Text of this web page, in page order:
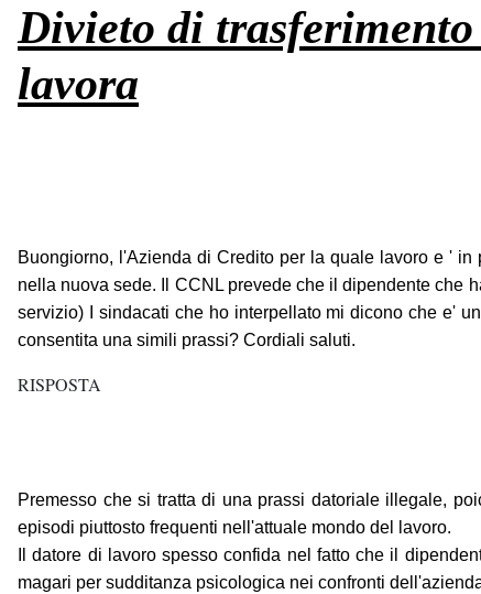
Divieto di
lavora
Buongiorno, l'Azienda di Credito per la quale lavoro e '
nella nuova sede. Il CCNL prevede che il dipendente che
servizio) I sindacati che ho interpellato mi dicono che e'
consentita una simili prassi? Cordiali saluti.
RISPOSTA
Premesso che si tratta di una prassi datoriale illegale,
episodi piuttosto frequenti nell'attuale mondo del lavoro.
Il datore di lavoro spesso confida nel fatto che il
magari per sudditanza psicologica nei confronti